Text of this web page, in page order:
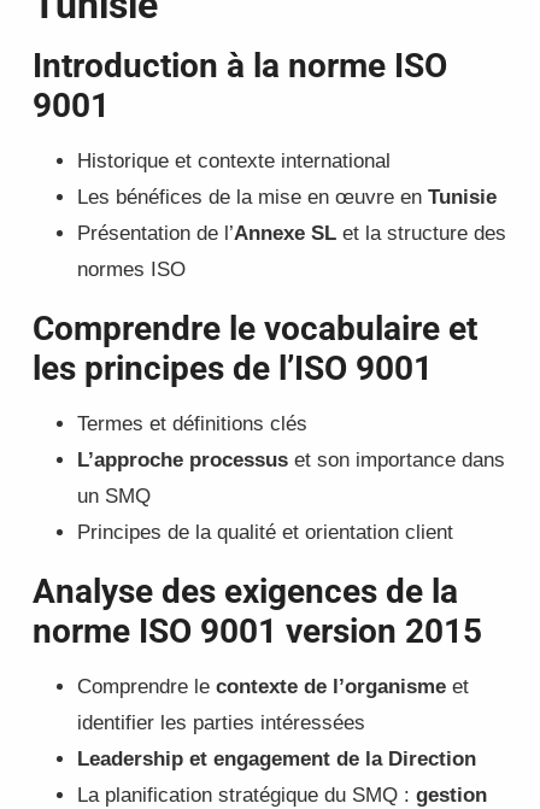
Introduction à la norme ISO
9001
Historique et contexte international
Les bénéfices de la mise en œuvre en Tunisie
Présentation de l’Annexe SLet la structure des
normes ISO
Comprendre le vocabulaire et
les principes de l’ISO 9001
Termes et définitions clés
L’approche processuset son importance dans
un SMQ
Principes de la qualité et orientation client
Analyse des exigences de la
norme ISO 9001 version 2015
Comprendre le contexte de l’organismeet
identifier les parties intéressées
Leadership et engagement de la Direction
La planification stratégique du SMQ : gestion